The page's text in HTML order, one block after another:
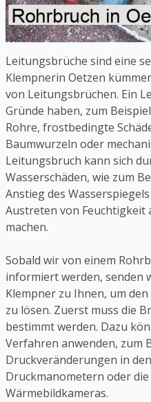
Leitungsbrüche sind eine
Klempnerin Oetzen
von Leitungsbrüchen. Ein
Gründe haben, zum
Rohre, frostbedingte
Baumwurzeln oder
Leitungsbruch kann sich
Wasserschäden, wie zum
Anstieg des
Austreten von Feuchtigkeit
machen.
Sobald wir von einem
informiert werden, senden
Klempner zu Ihnen, um
zu lösen. Zuerst muss die
bestimmt werden. Dazu
Verfahren anwenden, zum
Druckveränderungen in
Druckmanometern oder
Wärmebildkameras.